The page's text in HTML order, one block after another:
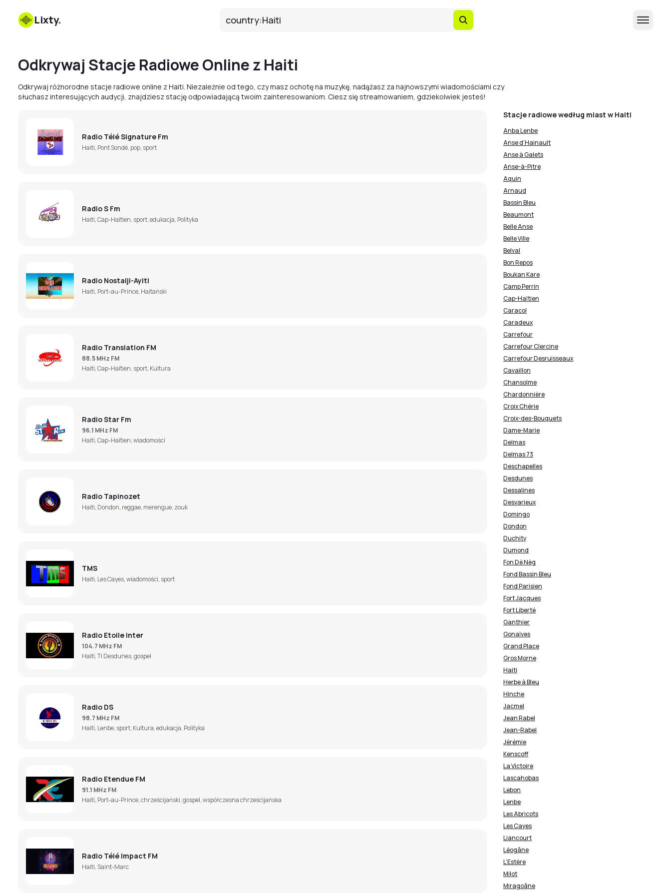
Lixty.
Odkrywaj Stacje Radiowe Online z Haiti
Odkrywaj różnorodne stacje radiowe online z Haiti. Niezależnie od tego, czy masz ochotę na muzykę, nadążasz za najnowszymi wiadomościami czy
słuchasz interesujących audycji, znajdziesz stację odpowiadającą twoim zainteresowaniom. Ciesz się streamowaniem, gdziekolwiek jesteś!
Radio Télé Signature Fm
Haiti, Pont Sondé, pop, sport
Radio S Fm
Haiti, Cap-Haïtien, sport, edukacja, Polityka
Radio Nostalji-Ayiti
Haiti, Port-au-Prince, Haitański
Radio Translation FM
88.5 MHz FM
Haiti, Cap-Haïtien, sport, Kultura
Radio Star Fm
96.1 MHz FM
Haiti, Cap-Haïtien, wiadomości
Radio Tapinozet
Haiti, Dondon, reggae, merengue, zouk
TMS
Haiti, Les Cayes, wiadomości, sport
Radio Etoile inter
104.7 MHz FM
Haiti, Ti Desdunes, gospel
Radio DS
98.7 MHz FM
Haiti, Lenbe, sport, Kultura, edukacja, Polityka
Radio Etendue FM
91.1 MHz FM
Haiti, Port-au-Prince, chrześcijański, gospel, współczesna chrześcijańska
Radio Télé Impact FM
Haiti, Saint-Marc
Stacje radiowe według miast w Haiti
Anba Lenbe
Anse d’Hainault
Anse à Galets
Anse-à-Pitre
Aquin
Arnaud
Bassin Bleu
Beaumont
Belle Anse
Belle Ville
Belval
Bon Repos
Boukan Kare
Camp Perrin
Cap-Haïtien
Caracol
Caradeux
Carrefour
Carrefour Clercine
Carrefour Desruisseaux
Cavaillon
Chansolme
Chardonnière
Croix Chérie
Croix-des-Bouquets
Dame-Marie
Delmas
Delmas 73
Deschapelles
Desdunes
Dessalines
Desvarieux
Domingo
Dondon
Duchity
Dumond
Fon Dè Nèg
Fond Bassin Bleu
Fond Parisien
Fort Jacques
Fort Liberté
Ganthier
Gonaïves
Grand Place
Gros Morne
Haiti
Herbe à Bleu
Hinche
Jacmel
Jean Rabel
Jean-Rabel
Jérémie
Kenscoff
La Victoire
Lascahobas
Lebon
Lenbe
Les Abricots
Les Cayes
Liancourt
Léogâne
L’Estère
Milot
Miragoâne